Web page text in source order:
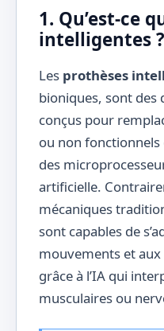
1. Qu’est-ce
intelligentes ?
Les prothèses
bioniques, sont des
conçus pour
ou non fonctionnels
des
artificielle.
mécaniques
sont capables de
mouvements et aux
grâce à l’IA qui
musculaires ou